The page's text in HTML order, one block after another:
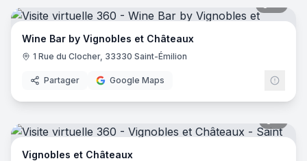
Wine Bar by Vignobles et Châteaux
1 Rue du Clocher, 33330 Saint-Émilion
Partager Google Maps
Vignobles et Châteaux